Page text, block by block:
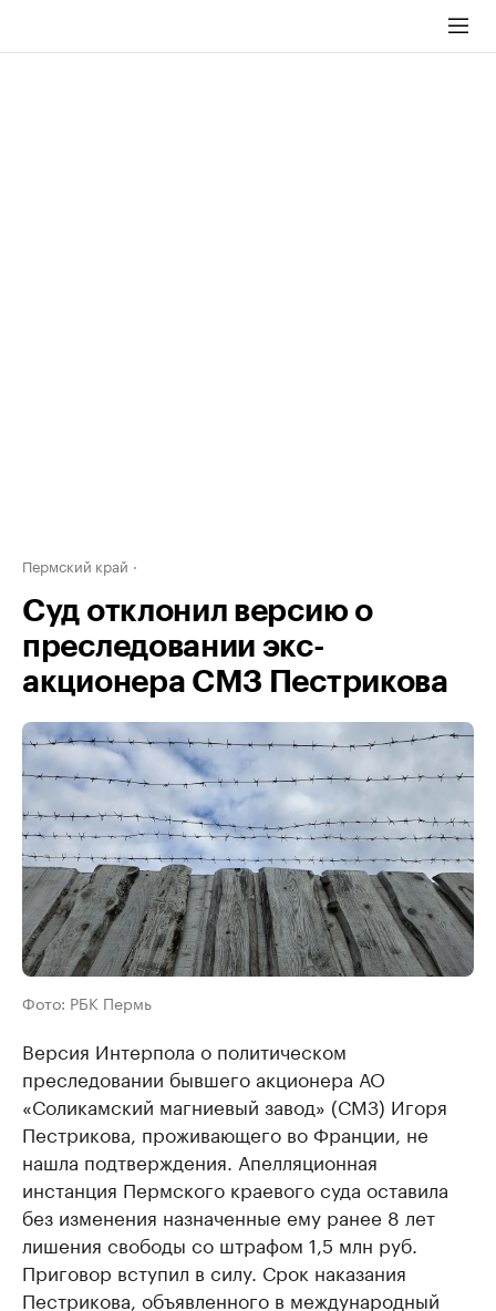
Пермский край
Суд отклонил версию о
преследовании экс-
акционера СМЗ Пестрикова
Фото: РБК Пермь
Версия Интерпола о политическом
преследовании бывшего акционера АО
«Соликамский магниевый завод» (СМЗ) Игоря
Пестрикова, проживающего во Франции, не
нашла подтверждения. Апелляционная
инстанция Пермского краевого суда оставила
без изменения назначенные ему ранее 8 лет
лишения свободы со штрафом 1,5 млн руб.
Приговор вступил в силу. Срок наказания
Пестрикова, объявленного в международный